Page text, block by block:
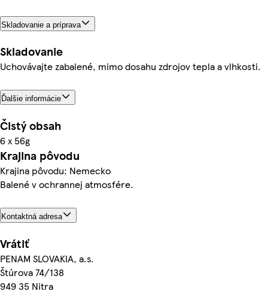
Skladovanie a príprava
Skladovanie
Uchovávajte zabalené, mimo dosahu zdrojov tepla a vlhkosti.
Ďalšie informácie
Čistý obsah
6 x 56g
Krajina pôvodu
Krajina pôvodu: Nemecko
Balené v ochrannej atmosfére.
Kontaktná adresa
Vrátiť
PENAM SLOVAKIA, a.s.
Štúrova 74/138
949 35 Nitra